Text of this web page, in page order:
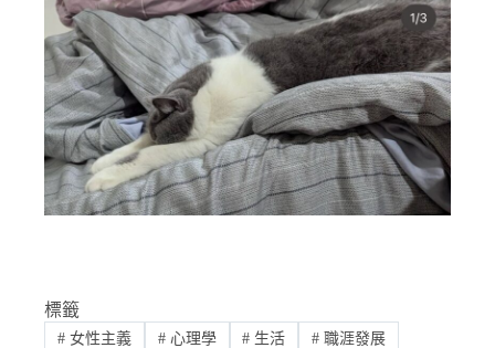
標籤
#女性主義 #心理學 # 生活 # 職涯發展